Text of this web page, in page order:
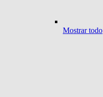
Mostrar todo